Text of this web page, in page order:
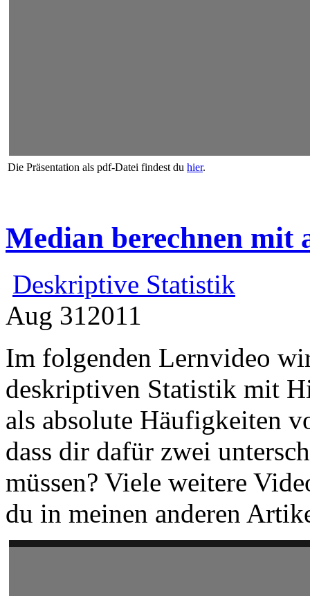
Die Präsentation als pdf-Datei findest du hier.
Median berechnen mit
Deskriptive Statistik
Aug 312011
Im folgenden Lernvideo
deskriptiven Statistik mit
als absolute Häufigkeiten
dass dir dafür zwei
müssen? Viele weitere
du in meinen anderen